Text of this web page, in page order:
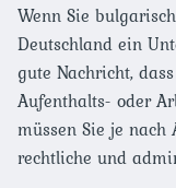
Wenn Sie
Deutschland ein
gute Nachricht,
Aufenthalts- oder
müssen Sie je
rechtliche und